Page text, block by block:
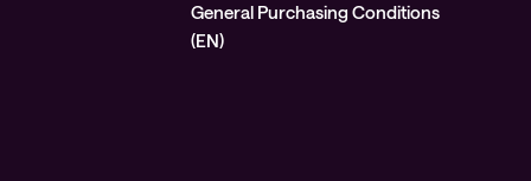
General Purchasing Conditions
(EN)